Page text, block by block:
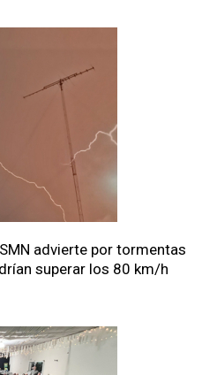
advierte por tormentas
superar los 80 km/h